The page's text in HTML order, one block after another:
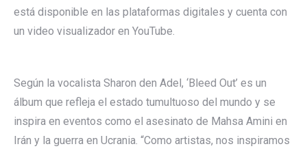
está disponible en las plataformas digitales y cuenta con
un video visualizador en YouTube.
Según la vocalista Sharon den Adel, ‘Bleed Out’ es un
álbum que refleja el estado tumultuoso del mundo y se
inspira en eventos como el asesinato de Mahsa Amini en
Irán y la guerra en Ucrania. “Como artistas, nos inspiramos